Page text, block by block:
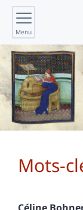
Menu
Mots-